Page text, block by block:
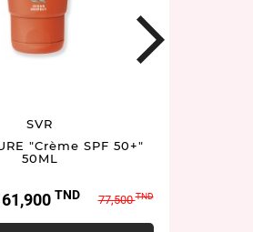
SVR
"Crème SPF 50+"
50ML
61,900 TNDPrix77,500TND
next